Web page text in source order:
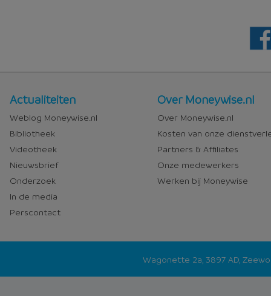
Nieuws
en
media
Actualiteiten
Weblog Moneywise.nl
Bibliotheek
Videotheek
Nieuwsbrief
Onderzoek
In de media
Perscontact
Over
Moneywise
Over Moneywise.nl
Over Moneywise.nl
Kosten van onze
Partners & Affiliates
Onze medewerkers
Werken bij Moneywise
Wagonette 2a, 3897 AD,